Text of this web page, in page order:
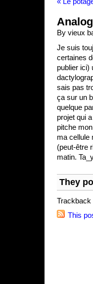
By vieux
Je suis
certaines
publier ici)
sais pas
ça sur un
quelque
projet qui
pitche
ma cellule
(peut-être
matin.
They
Trackback
This